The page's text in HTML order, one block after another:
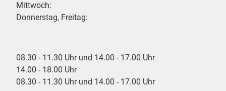
Mittwoch:
Donnerstag, Freitag:
08.30 - 11.30 Uhr und 14.00 - 17.00 Uhr
14.00 - 18.00 Uhr
08.30 - 11.30 Uhr und 14.00 - 17.00 Uhr